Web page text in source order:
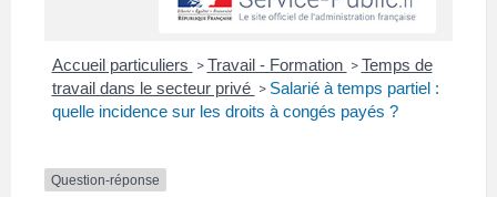
Accueil particuliers > Travail - Formation > Temps de
travail dans le secteur privé > Salarié à temps partiel :
quelle incidence sur les droits à congés payés ?
Question-réponse